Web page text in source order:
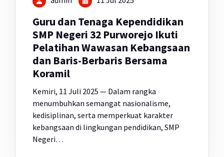
Guru dan Tenaga Kependidikan
SMP Negeri 32 Purworejo Ikuti
Pelatihan Wawasan Kebangsaan
dan Baris-Berbaris Bersama
Koramil
Kemiri, 11 Juli 2025 — Dalam rangka
menumbuhkan semangat nasionalisme,
kedisiplinan, serta memperkuat karakter
kebangsaan di lingkungan pendidikan, SMP
Negeri…